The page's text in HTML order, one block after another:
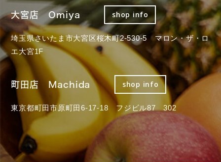
大宮店 Omiya shop info
埼玉県さいたま市大宮区桜木町2-530-5 マロン・ザ・ロ
エ大宮1F
町田店 Machida shop info
東京都町田市原町田6-17-18 フジビル87 302